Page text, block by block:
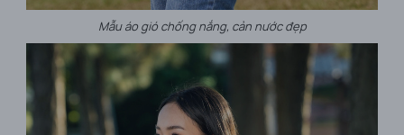
Mẫu áo gió chống nắng, cản nước đẹp